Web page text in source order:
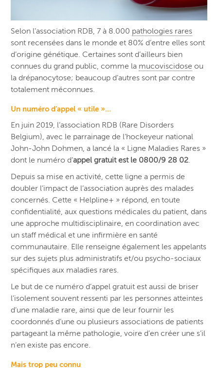
Selon l’association RDB, 7 à 8.000 pathologies rares
sont recensées dans le monde et 80% d’entre elles sont
d’origine génétique. Certaines sont d’ailleurs bien
connues du grand public, comme la mucoviscidose ou
la drépanocytose; beaucoup d’autres sont par contre
totalement méconnues.
Un numéro d’appel « utile »…
En juin 2019, l’association RDB (Rare Disorders
Belgium), avec le parrainage de l’hockeyeur national
John-John Dohmen, a lancé la « Ligne Maladies Rares »
dont le numéro d’appel gratuit est le 0800/9 28 02.
Depuis sa mise en activité, cette ligne a permis de
doubler l’impact de l’association auprès des malades
concernés. Cette « Helpline+ » répond, en toute
confidentialité, aux questions médicales du patient, dans
une approche multidisciplinaire, en coordination avec
un staff médical et une infirmière en santé
communautaire. Elle renseigne également les appelants
sur des sujets plus administratifs et/ou psycho-sociaux
spécifiques aux maladies rares.
Le but de ce numéro d’appel gratuit est aussi de briser
l’isolement souvent ressenti par les personnes atteintes
d’une maladie rare, ainsi que de leur fournir les
coordonnés d’une ou plusieurs associations de patients
partageant la même pathologie, voire d’en créer une s’il
n’en existe pas encore.
Mais trop peu connu